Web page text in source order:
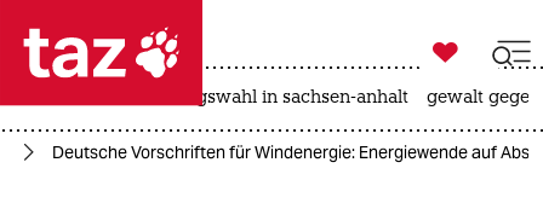
 taz zahl ich
taz zahl ich

taz zahl ich
landtagswahl in sachsen-anhalt gewalt
Deutsche Vorschriften für Windenergie: Energiewende auf